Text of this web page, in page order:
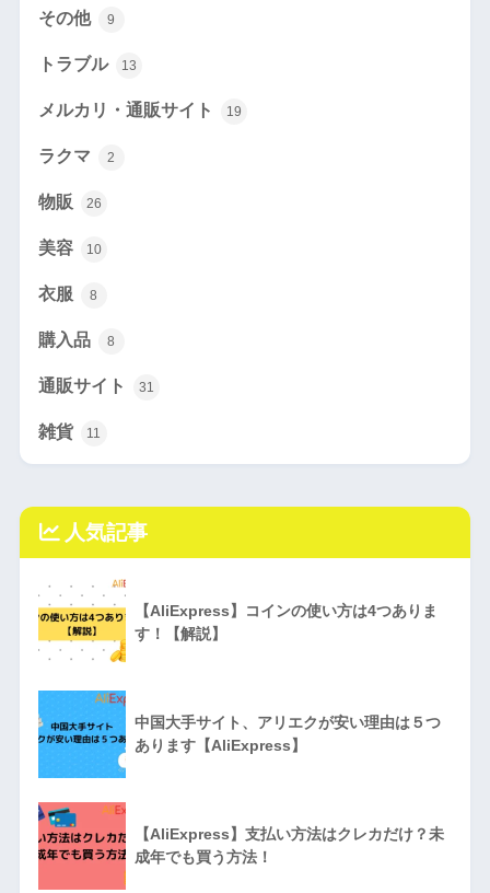
その他 9
トラブル 13
メルカリ・通販サイト 19
ラクマ 2
物販 26
美容 10
衣服 8
購入品 8
通販サイト 31
雑貨 11
人気記事
【AliExpress】コインの使い方は4つありま
す！【解説】
中国大手サイト、アリエクが安い理由は５つ
あります【AliExpress】
【AliExpress】支払い方法はクレカだけ？未
成年でも買う方法！